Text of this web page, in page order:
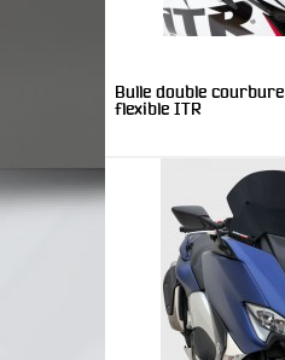
Bulle double courbure
flexible ITR